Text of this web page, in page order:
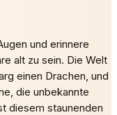
und erinnere
alt zu sein. Die Welt
einen Drachen, und
die unbekannte
diesem staunenden